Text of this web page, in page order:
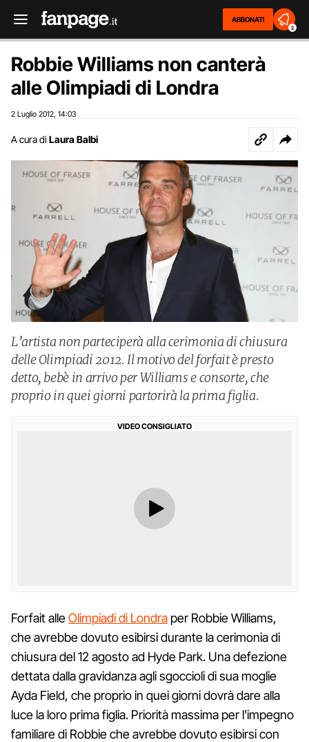
ABBONATI
2
Robbie Williams non canterà
alle Olimpiadi di Londra
2 Luglio 2012 14:03
A cura di Laura Balbi
L’artista non parteciperà alla cerimonia di chiusura
delle Olimpiadi 2012. Il motivo del forfait è presto
detto, bebè in arrivo per Williams e consorte, che
proprio in quei giorni partorirà la prima figlia.
VIDEO CONSIGLIATO
Forfait alleOlimpiadi di Londra per Robbie Williams,
che avrebbe dovuto esibirsi durante la cerimonia di
chiusura del 12 agosto ad Hyde Park. Una defezione
dettata dalla gravidanza agli sgoccioli di sua moglie
Ayda Field, che proprio in quei giorni dovrà dare alla
luce la loro prima figlia. Priorità massima per l'impegno
familiare di Robbie che avrebbe dovuto esibirsi con